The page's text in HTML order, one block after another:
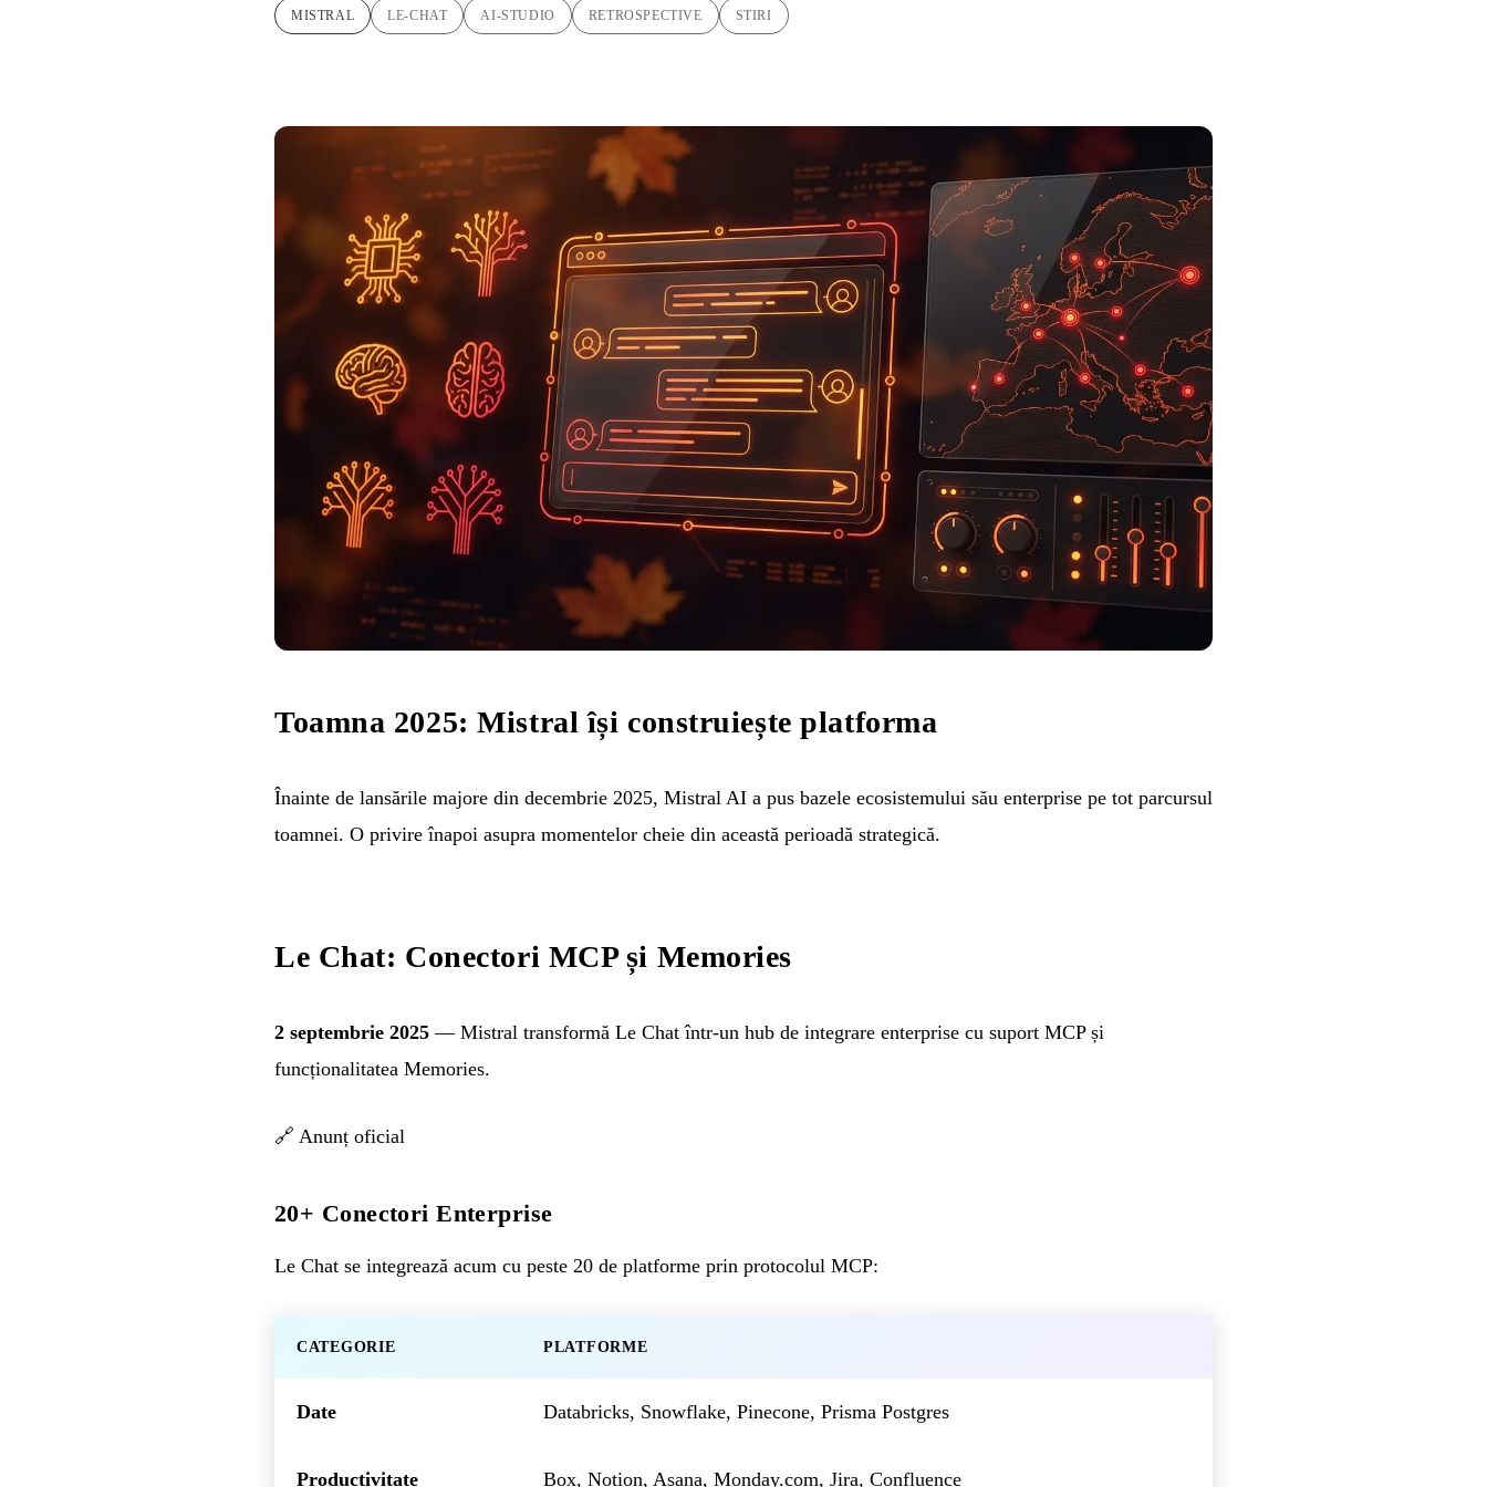
MISTRAL LE-CHAT AI-STUDIO RETROSPECTIVE STIRI
Toamna 2025: Mistral își construiește platforma
Înainte de lansările majore din decembrie 2025, Mistral AI a pus bazele ecosistemului său enterprise pe tot parcursul
toamnei. O privire înapoi asupra momentelor cheie din această perioadă strategică.
Le Chat: Conectori MCP și Memories
2 septembrie 2025 — Mistral transformă Le Chat într-un hub de integrare enterprise cu suport MCP și
funcționalitatea Memories.
🔗 Anunț oficial
20+ Conectori Enterprise
Le Chat se integrează acum cu peste 20 de platforme prin protocolul MCP:
CATEGORIE PLATFORME
Date Databricks, Snowflake, Pinecone, Prisma Postgres
Productivitate Box, Notion, Asana, Monday.com, Jira, Confluence